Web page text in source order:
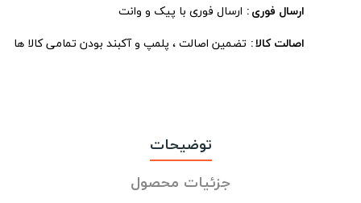
ارسال فوری ارسال فوری با پیک و وانت
اصالت کالا تضمین اصالت ، پلمپ و آکبند بودن تمامی کالا ها
توضیحات
جزئیات محصول